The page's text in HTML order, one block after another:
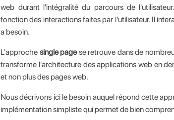
web durant l'intégralité du parcours de
fonction des interactions faites par l'utilisateur. Il
a besoin.
L'approche single pagese retrouve dans de
transforme l'architecture des applications web en
et non plus des pages web.
Nous décrivons ici le besoin auquel répond cette
implémentation simpliste qui permet de bien